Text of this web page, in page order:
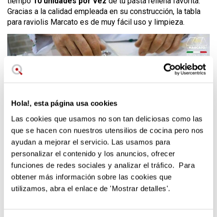
Hola!, esta página usa cookies
Las cookies que usamos no son tan deliciosas como las
que se hacen con nuestros utensilios de cocina pero nos
ayudan a mejorar el servicio. Las usamos para
personalizar el contenido y los anuncios, ofrecer
funciones de redes sociales y analizar el tráfico. Para
obtener más información sobre las cookies que
utilizamos, abra el enlace de 'Mostrar detalles'.
Gracias a la calidad empleada en su construcción, la tabla
para raviolis Marcato es de muy fácil uso y limpieza.
Genera con tu máquina de pasta las dos láminas de pasta,
córtalas a medida y colócalas sobre la tabla para raviolis